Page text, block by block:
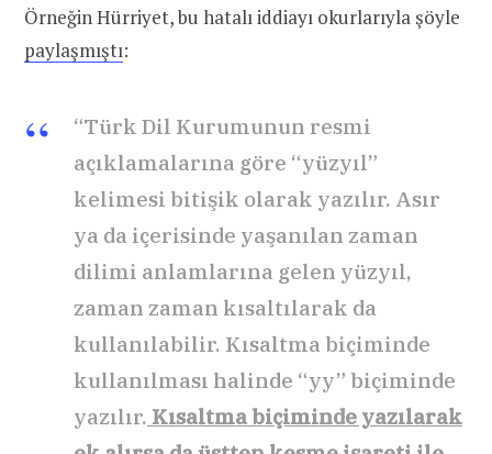
Örneğin Hürriyet, bu hatalı iddiayı okurlarıyla şöyle
paylaşmıştı:
“Türk Dil Kurumunun resmi
açıklamalarına göre “yüzyıl”
kelimesi bitişik olarak yazılır. Asır
ya da içerisinde yaşanılan zaman
dilimi anlamlarına gelen yüzyıl,
zaman zaman kısaltılarak da
kullanılabilir. Kısaltma biçiminde
kullanılması halinde “yy” biçiminde
yazılır. Kısaltma biçiminde yazılarak